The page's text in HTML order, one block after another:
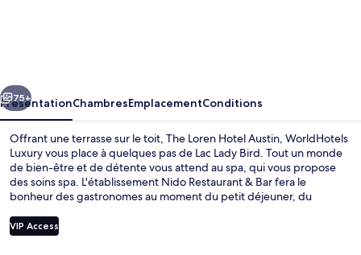
WorldHotels
Luxury
Suivant
75+
PrésentationChambresEmplacementConditions
Offrant une terrasse sur le toit, The Loren Hotel Austin, WorldHotels
Luxury vous place à quelques pas de Lac Lady Bird. Tout un monde
de bien-être et de détente vous attend au spa, qui vous propose
des soins spa. L'établissement Nido Restaurant & Bar fera le
bonheur des gastronomes au moment du petit déjeuner, du
d'une piscine extérieure, d'un bar / salon et d'une salle de fitness
ouverte 24 h/24. Le personnel attentionné et la présentation
VIP Access